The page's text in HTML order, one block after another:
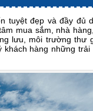
tuyệt đẹp và đầy đủ
mua sắm, nhà
lưu, môi trường thư
hàng những trải